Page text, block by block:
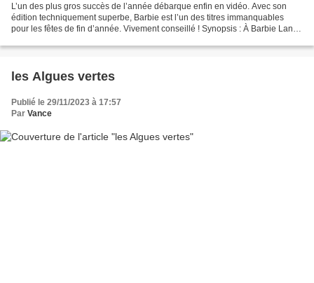
L’un des plus gros succès de l’année débarque enfin en vidéo. Avec son
édition techniquement superbe, Barbie est l’un des titres immanquables
pour les fêtes de fin d’année. Vivement conseillé ! Synopsis : À Barbie Land,
les Algues vertes
Publié le 29/11/2023 à 17:57
Par Vance